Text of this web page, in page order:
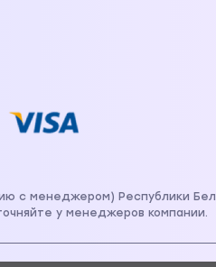
с менеджером) Республики
у менеджеров компании.